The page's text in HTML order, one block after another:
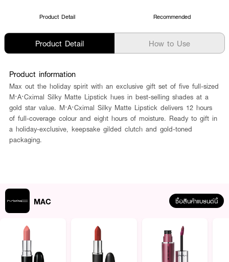
Product Detail Recommended
Product Detail How to Use
Product information
Max out the holiday spirit with an exclusive gift set of five full-sized
M·A·Cximal Silky Matte Lipstick hues in best-selling shades at a
gold star value. M·A·Cximal Silky Matte Lipstick delivers 12 hours
of full-coverage colour and eight hours of moisture. Ready to gift in
a holiday-exclusive, keepsake gilded clutch and gold-toned
packaging.
MAC ซื้อสินค้าแบรนด์นี้